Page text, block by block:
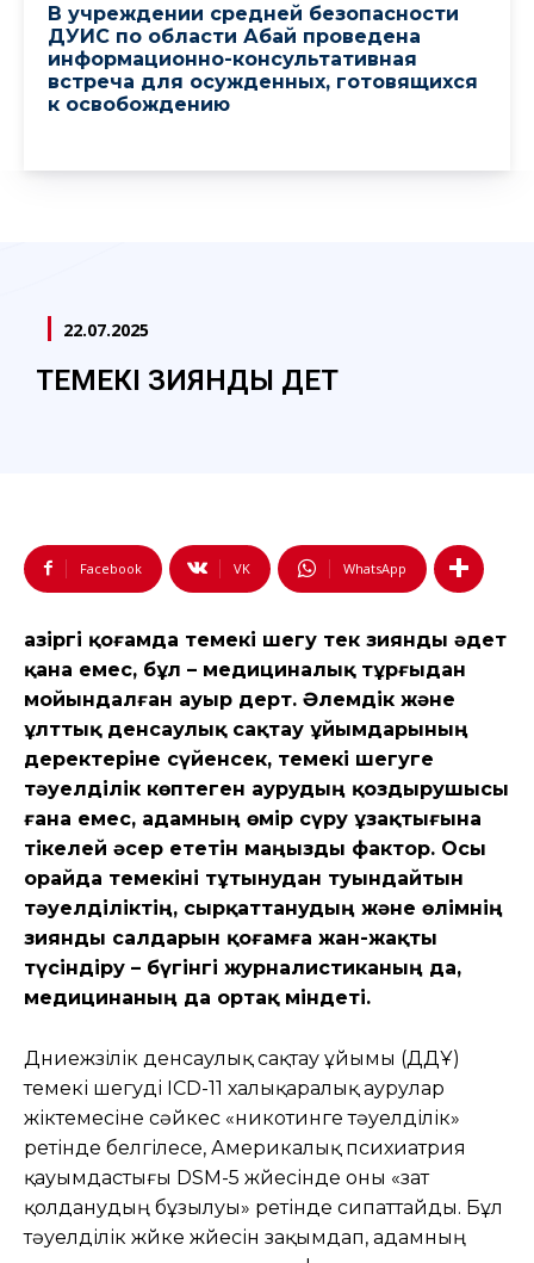
В учреждении средней безопасности
ДУИС по области Абай проведена
информационно-консультативная
встреча для осужденных, готовящихся
к освобождению